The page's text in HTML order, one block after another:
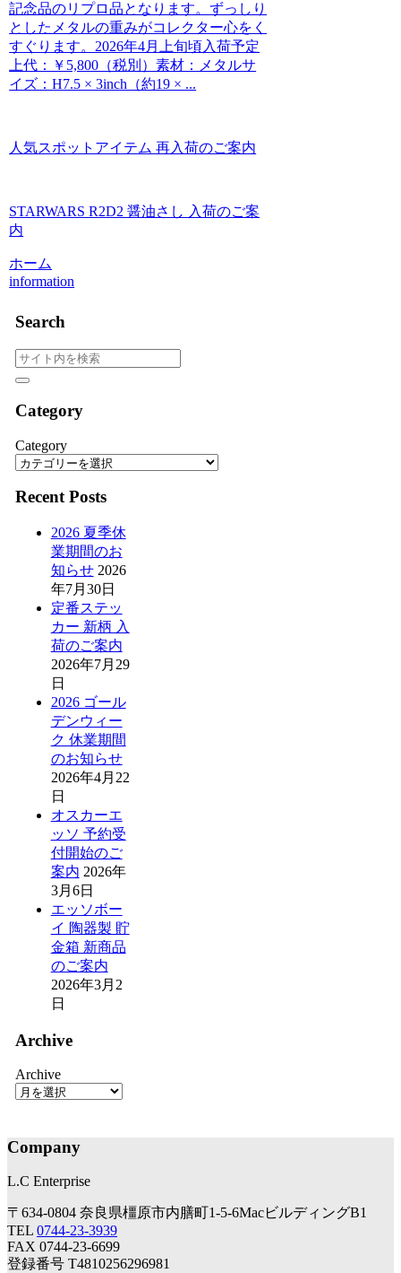
記念品のリプロ品となります。ずっしり
としたメタルの重みがコレクター心をく
すぐります。2026年4月上旬頃入荷予定
上代：￥5,800（税別）素材：メタルサ
イズ：H7.5 × 3inch（約19 × ...
人気スポットアイテム 再入荷のご案内
STARWARS R2D2 醤油さし 入荷のご案
内
ホーム
information
Search
Category
Category
Recent Posts
2026 夏季休
業期間のお
知らせ 2026
年7月30日
定番ステッ
カー 新柄 入
荷のご案内
2026年7月29
日
2026 ゴール
デンウィー
ク 休業期間
のお知らせ
2026年4月22
日
オスカーエ
ッソ 予約受
付開始のご
案内 2026年
3月6日
エッソボー
イ 陶器製 貯
金箱 新商品
のご案内
2026年3月2
日
Archive
Archive
Company
L.C Enterprise
〒634-0804 奈良県橿原市内膳町1-5-6MacビルディングB1
TEL 0744-23-3939
FAX 0744-23-6699
登録番号 T4810256296981